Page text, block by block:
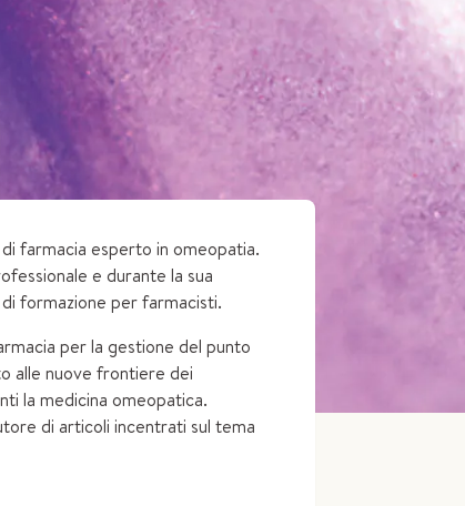
farmacia esperto in omeopatia.
e durante la sua
formazione per farmacisti.
per la gestione del punto
alle nuove frontiere dei
la medicina omeopatica.
di articoli incentrati sul tema